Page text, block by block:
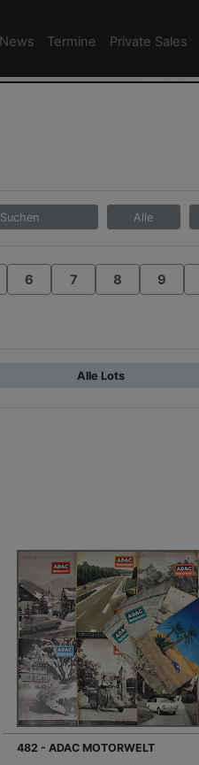
News Termine Private Sales
Suchen Alle
6 7 8 9
Alle Lots
482 - ADAC MOTORWELT